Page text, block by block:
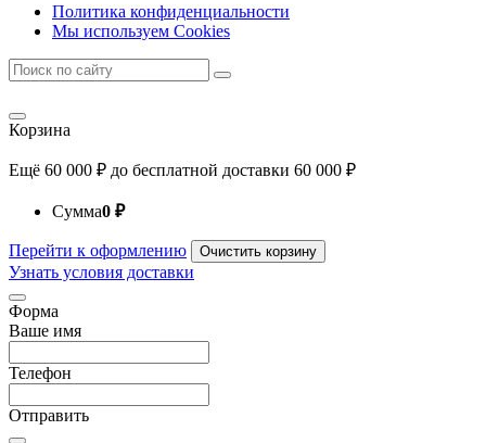
Политика конфиденциальности
Мы используем Cookies
Корзина
Ещё 60 000 ₽ до бесплатной доставки 60 000 ₽
Сумма0 ₽
Перейти к оформлению Очистить корзину
Узнать условия доставки
Форма
Ваше имя
Телефон
Отправить